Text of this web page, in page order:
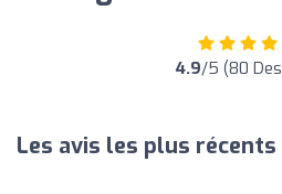
4.9/5 (80
Les avis les plus